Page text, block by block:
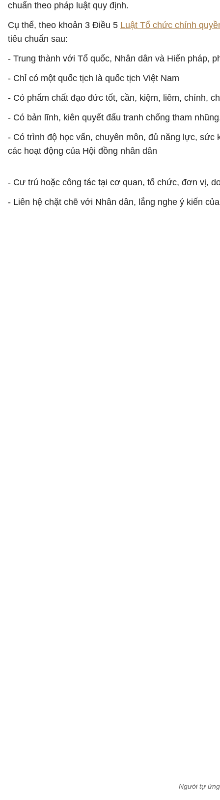
chuẩn theo pháp luật quy định.
Cụ thể, theo khoản 3 Điều 5 Luật Tổ chức chính
tiêu chuẩn sau:
- Trung thành với Tổ quốc, Nhân dân và Hiến pháp,
- Chỉ có một quốc tịch là quốc tịch Việt Nam
- Có phẩm chất đạo đức tốt, cần, kiệm, liêm, chính,
- Có bản lĩnh, kiên quyết đấu tranh chống tham
- Có trình độ học vấn, chuyên môn, đủ năng lực,
các hoạt động của Hội đồng nhân dân
- Cư trú hoặc công tác tại cơ quan, tổ chức, đơn vị,
- Liên hệ chặt chẽ với Nhân dân, lắng nghe ý kiến
Người tự